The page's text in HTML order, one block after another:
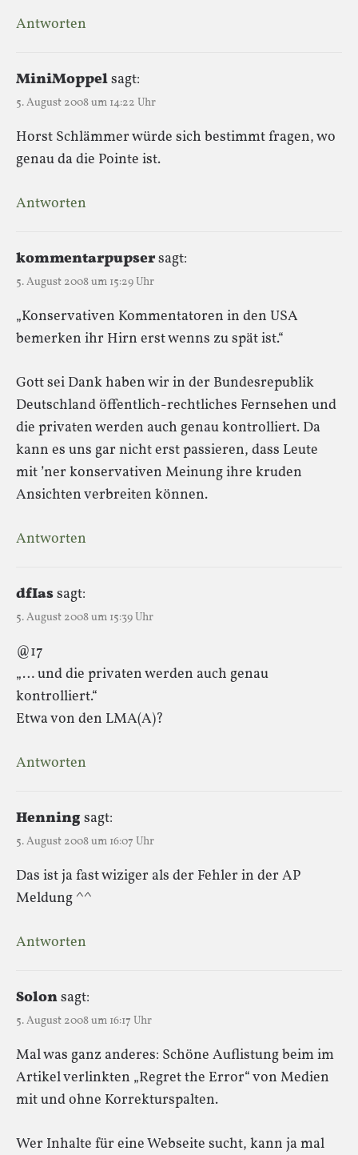
Antworten
MiniMoppelsagt:
5. August 2008 um 14:22 Uhr
Horst Schlämmer würde sich bestimmt fragen, wo
genau da die Pointe ist.
Antworten
kommentarpupsersagt:
5. August 2008 um 15:29 Uhr
„Konservativen Kommentatoren in den USA
bemerken ihr Hirn erst wenns zu spät ist.“
Gott sei Dank haben wir in der Bundesrepublik
Deutschland öffentlich-rechtliches Fernsehen und
die privaten werden auch genau kontrolliert. Da
kann es uns gar nicht erst passieren, dass Leute
mit ’ner konservativen Meinung ihre kruden
Ansichten verbreiten können.
Antworten
dfIassagt:
5. August 2008 um 15:39 Uhr
@17
„… und die privaten werden auch genau
kontrolliert.“
Etwa von den LMA(A)?
Antworten
Henningsagt:
5. August 2008 um 16:07 Uhr
Das ist ja fast wiziger als der Fehler in der AP
Meldung ^^
Antworten
Solonsagt:
5. August 2008 um 16:17 Uhr
Mal was ganz anderes: Schöne Auflistung beim im
Artikel verlinkten „Regret the Error“ von Medien
mit und ohne Korrekturspalten.
Wer Inhalte für eine Webseite sucht, kann ja mal